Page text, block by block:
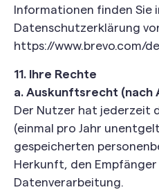
Informationen finden Sie
Datenschutzerklärung
https://www.brevo.com/
11. Ihre Rechte
a. Auskunftsrecht (nach
Der Nutzer hat jederzeit
(einmal pro Jahr
gespeicherten
Herkunft, den
Datenverarbeitung.